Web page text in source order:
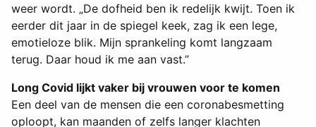
weer wordt. „De dofheid ben ik redelijk kwijt. Toen ik
eerder dit jaar in de spiegel keek, zag ik een lege,
emotieloze blik. Mijn sprankeling komt langzaam
terug. Daar houd ik me aan vast.”
Long Covid lijkt vaker bij vrouwen voor te komen
Een deel van de mensen die een coronabesmetting
oploopt, kan maanden of zelfs langer klachten